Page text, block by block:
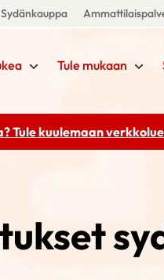
Sydänkauppa
Tule mukaan
Tule kuulemaan